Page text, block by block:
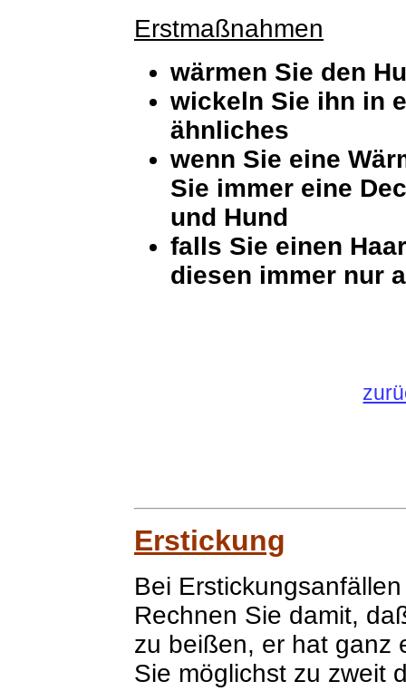
Erstmaßnahmen
wärmen Sie den
wickeln Sie ihn in
ähnliches
wenn Sie eine
Sie immer eine
und Hund
falls Sie einen
diesen immer nur
Erstickung
Bei
Rechnen Sie damit,
zu beißen, er hat ganz
Sie möglichst zu zweit